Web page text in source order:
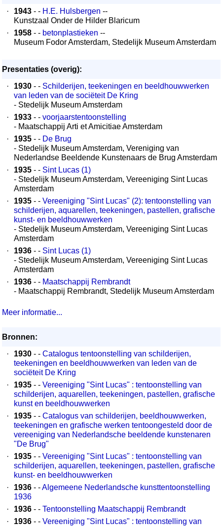
·
1943 - - H.E. Hulsbergen --
Kunstzaal Onder de Hilder Blaricum
·
1958 - - betonplastieken --
Museum Fodor Amsterdam, Stedelijk Museum Amsterdam
Presentaties (overig):
·
1930 - - Schilderijen, teekeningen en beeldhouwwerken
van leden van de sociëteit De Kring
- Stedelijk Museum Amsterdam
·
1933 - - voorjaarstentoonstelling
- Maatschappij Arti et Amicitiae Amsterdam
·
1935 - - De Brug
- Stedelijk Museum Amsterdam, Vereniging van
Nederlandse Beeldende Kunstenaars de Brug Amsterdam
·
1935 - - Sint Lucas (1)
- Stedelijk Museum Amsterdam, Vereeniging Sint Lucas
Amsterdam
·
1935 - - Vereeniging "Sint Lucas" (2): tentoonstelling van
schilderijen, aquarellen, teekeningen, pastellen, grafische
kunst- en beeldhouwwerken
- Stedelijk Museum Amsterdam, Vereeniging Sint Lucas
Amsterdam
·
1936 - - Sint Lucas (1)
- Stedelijk Museum Amsterdam, Vereeniging Sint Lucas
Amsterdam
·
1936 - - Maatschappij Rembrandt
- Maatschappij Rembrandt, Stedelijk Museum Amsterdam
Meer informatie...
Bronnen:
·
1930 - - Catalogus tentoonstelling van schilderijen,
teekeningen en beeldhouwwerken van leden van de
sociëteit De Kring
·
1935 - - Vereeniging "Sint Lucas" : tentoonstelling van
schilderijen, aquarellen, teekeningen, pastellen, grafische
kunst en beeldhouwwerken
·
1935 - - Catalogus van schilderijen, beeldhouwwerken,
teekeningen en grafische werken tentoongesteld door de
vereeniging van Nederlandsche beeldende kunstenaren
"De Brug"
·
1935 - - Vereeniging "Sint Lucas" : tentoonstelling van
schilderijen, aquarellen, teekeningen, pastellen, grafische
kunst- en beeldhouwwerken
·
1936 - -Algemeene Nederlandsche kunsttentoonstelling
1936
·
1936 - - Tentoonstelling Maatschappij Rembrandt
·
1936 - - Vereeniging "Sint Lucas" : tentoonstelling van